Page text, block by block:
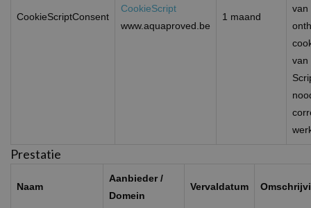
CookieScriptConsent
CookieScript
www.aquaproved.be
1 maand
van
van
Prestatie
Naam
Aanbieder /
Domein
Vervaldatum